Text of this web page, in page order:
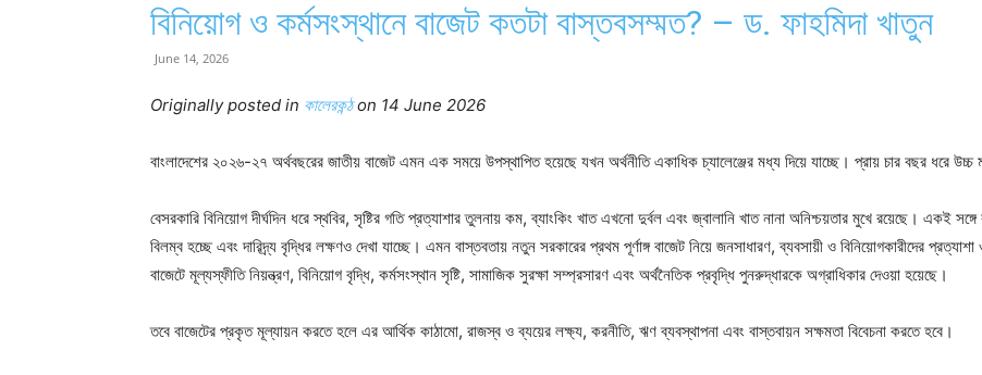
বিনিয়োগ ও কর্মসংস্থানে বাজেট কতটা বাস্তবসম্মত? – ড. ফাহমিদা খাতুন
June 14, 2026
Originally posted in কালেরকন্ঠon 14 June 2026
বাংলাদেশের ২০২৬-২৭ অর্থবছরের জাতীয় বাজেট এমন এক সময়ে উপস্থাপিত হয়েছে যখন অর্থনীতি একাধিক চ্যালেঞ্জের মধ্য দিয়ে যাচ্ছে। প্রায় চার বছর ধরে উচ্চ
বেসরকারি বিনিয়োগ দীর্ঘদিন ধরে স্থবির, সৃষ্টির গতি প্রত্যাশার তুলনায় কম, ব্যাংকিং খাত এখনো দুর্বল এবং জ্বালানি খাত নানা অনিশ্চয়তার মুখে রয়েছে। একই
বিলম্ব হচ্ছে এবং দারিদ্র্য বৃদ্ধির লক্ষণও দেখা যাচ্ছে। এমন বাস্তবতায় নতুন সরকারের প্রথম পূর্ণাঙ্গ বাজেট নিয়ে জনসাধারণ, ব্যবসায়ী ও বিনিয়োগকারীদের
বাজেটে মূল্যস্ফীতি নিয়ন্ত্রণ, বিনিয়োগ বৃদ্ধি, কর্মসংস্থান সৃষ্টি, সামাজিক সুরক্ষা সম্প্রসারণ এবং অর্থনৈতিক প্রবৃদ্ধি পুনরুদ্ধারকে অগ্রাধিকার দেওয়া হয়েছে।
তবে বাজেটের প্রকৃত মূল্যায়ন করতে হলে এর আর্থিক কাঠামো, রাজস্ব ও ব্যয়ের লক্ষ্য, করনীতি, ঋণ ব্যবস্থাপনা এবং বাস্তবায়ন সক্ষমতা বিবেচনা করতে হবে।